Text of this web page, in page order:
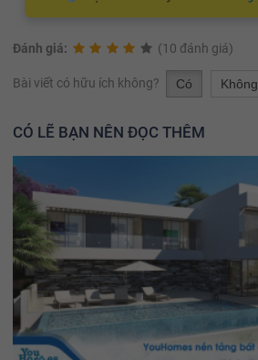
Đánh giá: (10 đánh giá)
Bài viết có hữu ích không? Có Không
CÓ LẼ BẠN NÊN ĐỌC THÊM